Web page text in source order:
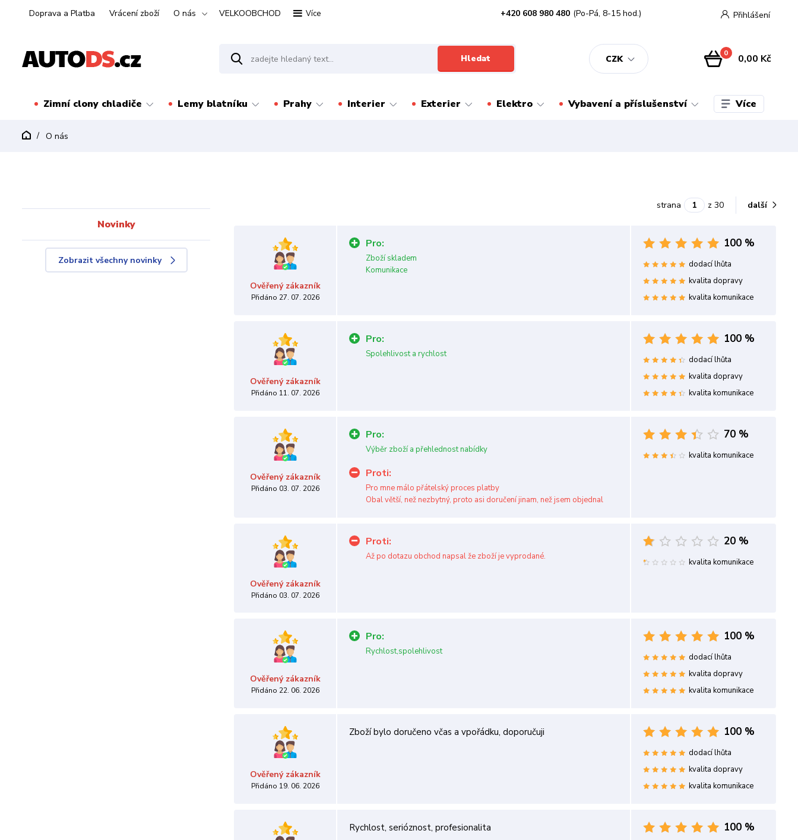
Doprava a Platba Vrácení zboží O nás VELKOOBCHOD Více
CZK
Přihlášení
Hledat
+420 608 980 480 (Po-Pá, 8-15 hod.)
0 0,00 Kč
Zimní clony chladiče Lemy blatníku Prahy Interier Exterier Elektro Vybavení a příslušenství Více
O nás
Novinky
Zobrazit všechny novinky
strana z 30 další
Ověřený zákazník
Přidáno 27. 07. 2026
Pro:
Zboží skladem
Komunikace
100 %
dodací lhůta
kvalita dopravy
kvalita komunikace
Ověřený zákazník
Přidáno 11. 07. 2026
Pro:
Spolehlivost a rychlost
100 %
dodací lhůta
kvalita dopravy
kvalita komunikace
Ověřený zákazník
Přidáno 03. 07. 2026
Pro:
Výběr zboží a přehlednost nabídky
Proti:
Pro mne málo přátelský proces platby
Obal větší, než nezbytný, proto asi doručení jinam, než jsem objednal
70 %
kvalita komunikace
Ověřený zákazník
Přidáno 03. 07. 2026
Proti:
Až po dotazu obchod napsal že zboží je vyprodané.
20 %
kvalita komunikace
Ověřený zákazník
Přidáno 22. 06. 2026
Pro:
Rychlost,spolehlivost
100 %
dodací lhůta
kvalita dopravy
kvalita komunikace
Ověřený zákazník
Přidáno 19. 06. 2026
Zboží bylo doručeno včas a vpořádku, doporučuji 100 %
dodací lhůta
kvalita dopravy
kvalita komunikace
Rychlost, serióznost, profesionalita 100 %